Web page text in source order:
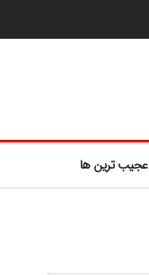
عجیب ترین ها